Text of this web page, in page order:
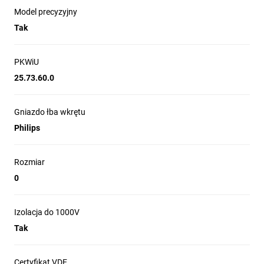
Model precyzyjny
Tak
PKWiU
25.73.60.0
Gniazdo łba wkrętu
Philips
Rozmiar
0
Izolacja do 1000V
Tak